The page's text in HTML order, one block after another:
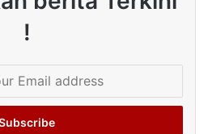
!